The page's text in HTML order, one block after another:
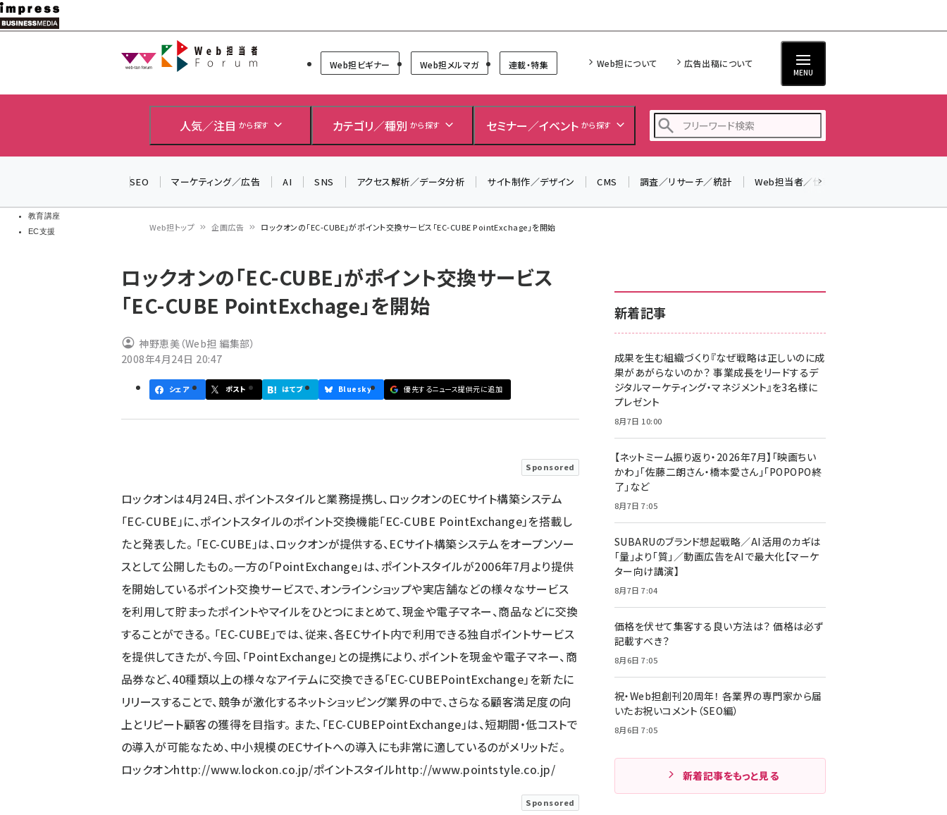
メ
イ
教育講座
EC支援
Web担当者Forum
Web担ビギナー Web担メルマガ 連載・特集 Web担について 広告出稿について
MENU
人気／注目 から探す カテゴリ／種別 から探す セミナー／イベント から探す
z世代 (1629)
meo (1281)
llmo (1167)
SEO マーケティング／広告 AI SNS アクセス解析／データ分析 サイト制作／デザイン CMS 調査／リサーチ／統計 Web担当者／仕事
ン
く
ず
Web担トップ 企画広告 ロックオンの「EC-CUBE」がポイント交換サービス「EC-CUBE PointExchage」を開始
ロックオンの「EC-CUBE」がポイント交換サービス
「EC-CUBE PointExchage」を開始
神野恵美（Web担 編集部）
2008年4月24日 20:47
シェア ポスト はてブ Bluesky 優先するニュース提供元に追加
Sponsored
ロックオンは4月24日、ポイントスタイルと業務提携し、ロックオンのECサイト構築システム
「EC-CUBE」に、ポイントスタイルのポイント交換機能「EC-CUBE PointExchange」を搭載し
たと発表した。 「EC-CUBE」は、ロックオンが提供する、ECサイト構築システムをオープンソー
スとして公開したもの。一方の「PointExchange」は、ポイントスタイルが2006年7月より提供
を開始しているポイント交換サービスで、オンラインショップや実店舗などの様々なサービス
を利用して貯まったポイントやマイルをひとつにまとめて、現金や電子マネー、商品などに交換
することができる。 「EC-CUBE」では、従来、各ECサイト内で利用できる独自ポイントサービス
を提供してきたが、今回、「PointExchange」との提携により、ポイントを現金や電子マネー、商
品券など、40種類以上の様々なアイテムに交換できる「EC-CUBEPointExchange」を新たに
リリースすることで、競争が激化するネットショッピング業界の中で、さらなる顧客満足度の向
上とリピート顧客の獲得を目指す。 また、「EC-CUBEPointExchange」は、短期間・低コストで
の導入が可能なため、中小規模のECサイトへの導入にも非常に適しているのがメリットだ。
ロックオンhttp://www.lockon.co.jp/ポイントスタイルhttp://www.pointstyle.co.jp/
Sponsored
新着記事
成果を生む組織づくり『なぜ戦略は正しいのに成
果があがらないのか？ 事業成長をリードするデ
ジタルマーケティング・マネジメント』を3名様に
プレゼント
8月7日 10:00
【ネットミーム振り返り・2026年7月】「映画ちい
かわ」「佐藤二朗さん・橋本愛さん」「POPOPO終
了」など
8月7日 7:05
SUBARUのブランド想起戦略／AI活用のカギは
「量」より「質」／動画広告をAIで最大化【マーケ
ター向け講演】
8月7日 7:04
価格を伏せて集客する良い方法は？ 価格は必ず
記載すべき？
8月6日 7:05
祝・Web担創刊20周年！ 各業界の専門家から届
いたお祝いコメント（SEO編）
8月6日 7:05
新着記事をもっと見る
＼ 8月27日開催、申し込み受付中！ ／
生成AIをマーケティング等に活用するための考え方を学べ
るセミナーイベント「生成AI × マーケティング フォーラム
▼申し込みはこちらから▼